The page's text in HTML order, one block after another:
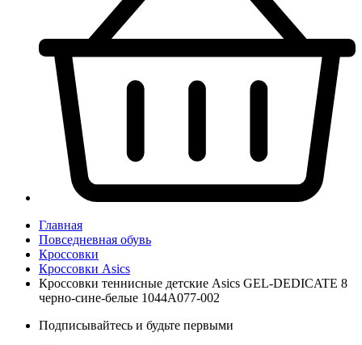
Главная
Повседневная обувь
Кроссовки
Кроссовки Asics
Кроссовки теннисные детские Asics GEL-DEDICATE 8
черно-сине-белые 1044A077-002
Подписывайтесь и будьте первыми